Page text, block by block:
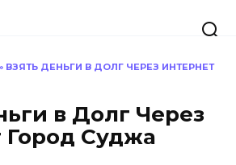
ВЗЯТЬ ДЕНЬГИ В ДОЛГ ЧЕРЕЗ ИНТЕРНЕТ
в Долг Через
Город Суджа